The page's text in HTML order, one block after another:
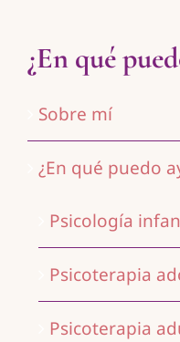
¿En qué
Sobre mí
¿En qué puedo
Psicología
Psicoterapia
Psicoterapia